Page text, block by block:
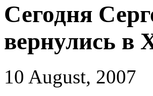
Сегодня
вернулись в
10 August, 2007